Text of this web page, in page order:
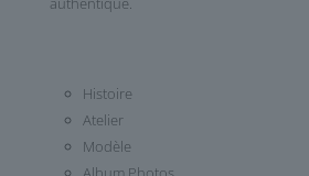
Histoire
Atelier
Modèle